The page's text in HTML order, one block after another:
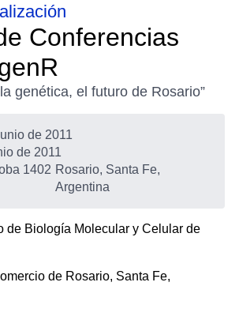
Conferencias
genética, el futuro de Rosario”
de 2011
de 2011
1402 Rosario, Santa Fe,
Argentina
de Biología Molecular y Celular de
de Rosario, Santa Fe,